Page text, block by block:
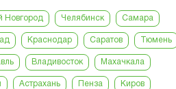
Новгород Челябинск Самара
Краснодар Саратов Тюмень
Владивосток Махачкала
Астрахань Пенза Киров